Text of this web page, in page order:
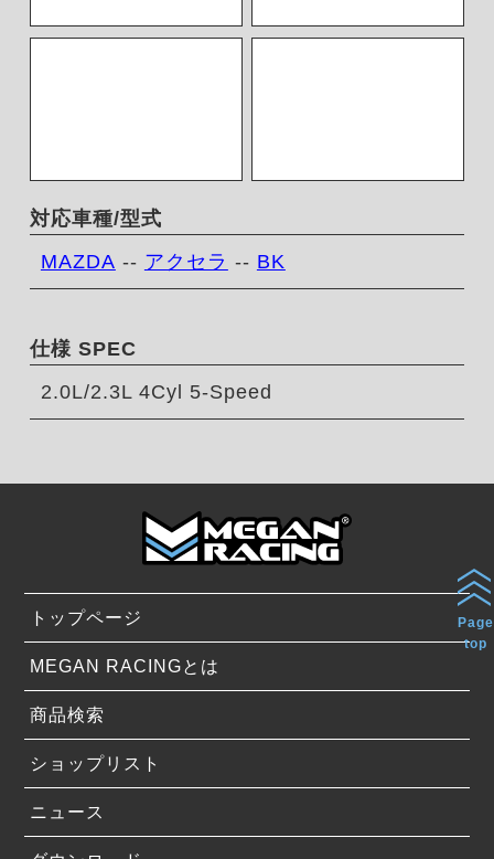
対応車種/型式
MAZDA -- アクセラ -- BK
仕様 SPEC
2.0L/2.3L 4Cyl 5-Speed
トップページ
MEGAN RACINGとは
商品検索
ショップリスト
ニュース
Page
top